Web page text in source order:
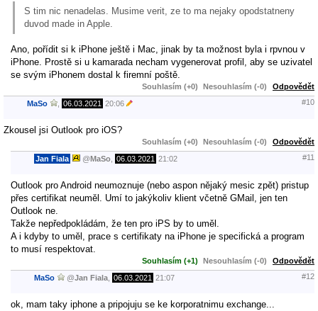
S tim nic nenadelas. Musime verit, ze to ma nejaky opodstatneny
duvod made in Apple.
Ano, pořídit si k iPhone ještě i Mac, jinak by ta možnost byla i rpvnou v
iPhone. Prostě si u kamarada necham vygenerovat profil, aby se uzivatel
se svým iPhonem dostal k firemní poště.
Souhlasím (+0) Nesouhlasím (-0) Odpovědět
MaSo 06.03.2021 20:06 #10
Zkousel jsi Outlook pro iOS?
Souhlasím (+0) Nesouhlasím (-0) Odpovědět
Jan Fiala @MaSo 06.03.2021 21:02 #11
Outlook pro Android neumoznuje (nebo aspon nějaký mesic zpět) pristup
přes certifikat neuměl. Umí to jakýkoliv klient včetně GMail, jen ten
Outlook ne.
Takže nepředpokládám, že ten pro iPS by to uměl.
A i kdyby to uměl, prace s certifikaty na iPhone je specifická a program
to musí respektovat.
Souhlasím (+1) Nesouhlasím (-0) Odpovědět
MaSo @Jan Fiala 06.03.2021 21:07 #12
ok, mam taky iphone a pripojuju se ke korporatnimu exchange...